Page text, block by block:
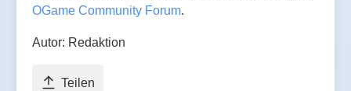
OGame Community Forum.
Autor: Redaktion
Teilen